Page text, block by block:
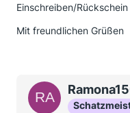
Einschreiben/Rückschein
Mit freundlichen Grüßen